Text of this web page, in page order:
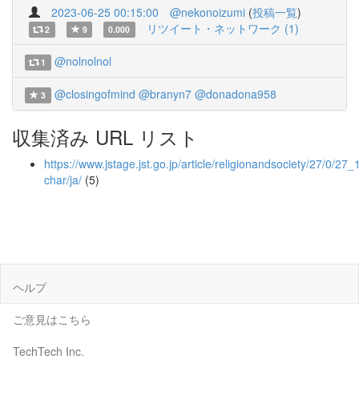
2023-06-25 00:15:00 @nekonoizumi (投稿一覧)
2 9 0.000 リツイート・ネットワーク (1)
1 @nolnolnol
3 @closingofmind @branyn7 @donadona958
収集済み URL リスト
https://www.jstage.jst.go.jp/article/religionandsociety/27/0/
char/ja/ (5)
ヘルプ
ご意見はこちら
TechTech Inc.